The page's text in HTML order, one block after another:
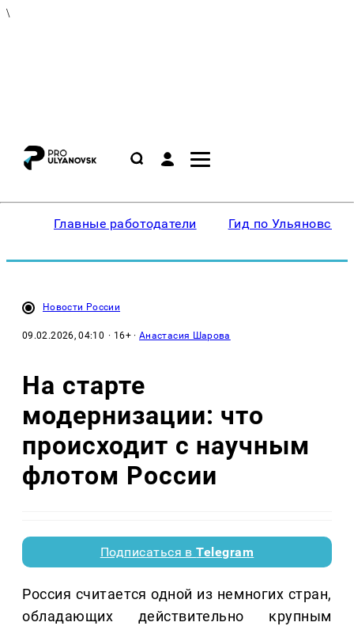
\
Главные работодатели Гид по Ульяновску
Новости России
09.02.2026, 04:10 · 16+ ·Анастасия Шарова
На старте
модернизации: что
происходит с научным
флотом России
Подписаться вTelegram
Россия считается одной из немногих стран,
обладающих действительно крупным